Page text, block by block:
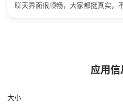
聊天界面很顺畅，大家都挺真实，
应用信
大小